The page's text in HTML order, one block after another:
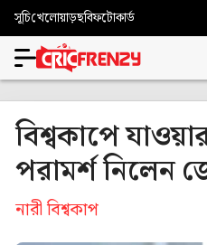
সূচিখেলোয়াড়ছবিফটোকার্ড
বিশ্বকাপে
পরামর্শ নিলেন
নারী বিশ্বকাপ